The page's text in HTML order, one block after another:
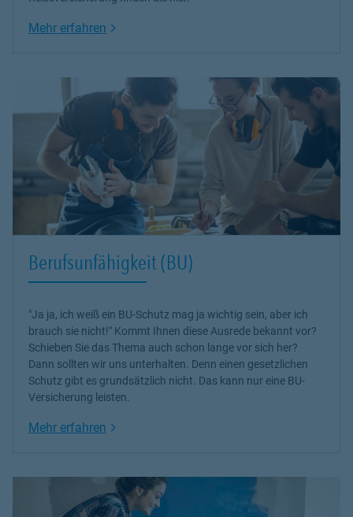
gefährden.
Warteschleifen und ständig wechselnde Gesprächspartner sind
ein Graus. Mit mir haben Sie einen Ansprechpartner an Ihrer Seite
auf den Sie sich verlassen können. Ich garantiere Ihnen schnelle ,
unbürokratische und einfache Hilfe im Ernstfall.
Genau das verstehe ich unter erlebbaren Service und genau das
können Sie von uns erwarten.
Durch die Nutzung modernster Technik bin ich flexibel für Sie
erreichbar. Ich berate und helfe Ihnen genau dort, wo Sie mich
brauchen. Nutzen Sie einfach WhatsApp, Facebook,
Videotelefonie oder Xing. Selbstverständlich stehe ich Ihnen auch
Mehr erfahren Link Opens in New Tab
Berufsunfähigkeit (BU)
"Ja ja, ich weiß ein BU-Schutz mag ja wichtig sein, aber ich
brauch sie nicht!" Kommt Ihnen diese Ausrede bekannt vor?
Schieben Sie das Thema auch schon lange vor sich her?
Dann sollten wir uns unterhalten. Denn einen gesetzlichen
Schutz gibt es grundsätzlich nicht. Das kann nur eine BU-
Versicherung leisten.
Mehr erfahren Link Opens in New Tab